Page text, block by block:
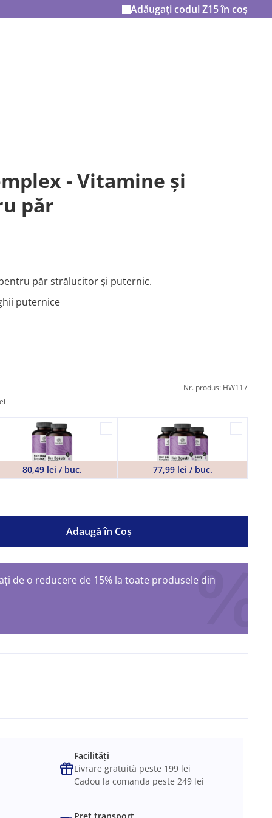
Adăugați codul Z15în coș
- Vitamine și
păr
păr strălucitor și puternic.
puternice
Nr. produs: HW117
80,49 lei / buc. 77,99 lei / buc.
Adaugă în Coş
de o reducere de 15% la toate produsele din
Facilități
Livrare gratuită peste 199 lei
Cadou la comanda peste 249 lei